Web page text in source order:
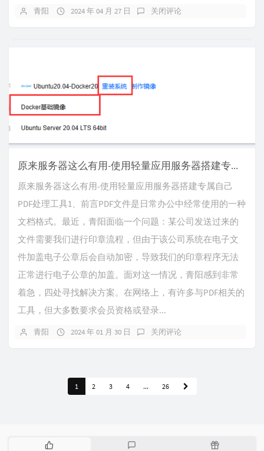
青阳 2024 年 04 月 27 日 关闭评论
原来服务器这么有用-使用轻量应用服务器搭建专属自己PDF处理工具
原来服务器这么有用-使用轻量应用服务器搭建专属自己
PDF处理工具1、前言PDF文件是日常办公中经常使用的一种
文档格式。最近，青阳面临一个问题：某公司发送过来的
文件需要我们进行印章流程，但由于该公司系统在电子文
件加盖电子公章后会自动加密，导致我们的印章程序无法
正常进行电子公章的加盖。面对这一情况，青阳感到非常
着急，四处寻找解决方案。在网络上，有许多与PDF相关的
工具，但大多数要求会员资格或登录...
青阳 2024 年 01 月 30 日 关闭评论
1 2 3 4 ... 26
热
随